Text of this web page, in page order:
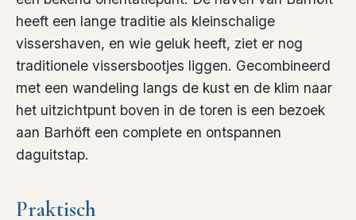
heeft een lange traditie als kleinschalige
vissershaven, en wie geluk heeft, ziet er nog
traditionele vissersbootjes liggen. Gecombineerd
met een wandeling langs de kust en de klim naar
het uitzichtpunt boven in de toren is een bezoek
aan Barhöft een complete en ontspannen
daguitstap.
Praktisch